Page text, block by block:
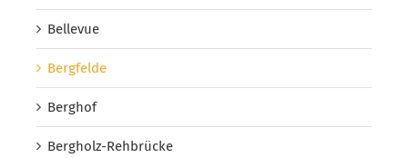
Bellevue
Bergfelde
Berghof
Bergholz-Rehbrücke